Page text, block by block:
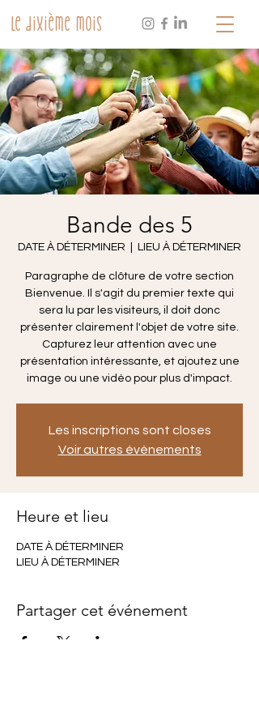
Le dixième mois
Bande des 5
DATE À DÉTERMINER LIEU À DÉTERMINER
Paragraphe de clôture de votre section
Bienvenue. Il s'agit du premier texte qui
sera lu par les visiteurs, il doit donc
présenter clairement l'objet de votre site.
Capturez leur attention avec une
présentation intéressante, et ajoutez une
image ou une vidéo pour plus d'impact.
Les inscriptions sont closes
Voir autres événements
Heure et lieu
DATE À DÉTERMINER
LIEU À DÉTERMINER
Partager cet événement